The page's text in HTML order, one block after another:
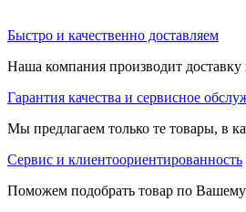
Быстро и качественно доставляем
Наша компания производит
Гарантия качества и сервисное
Мы предлагаем только те товары, в
Сервис и клиентоориентированность
Поможем подобрать товар по